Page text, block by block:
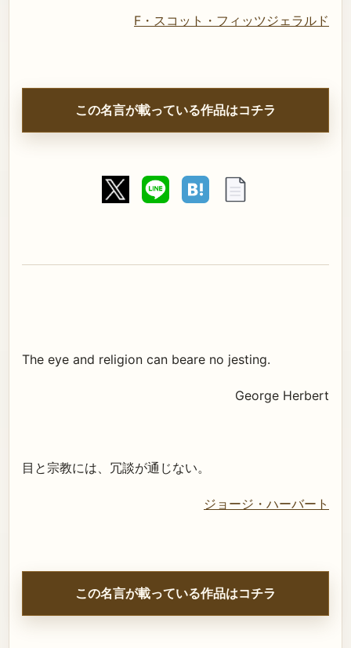
F・スコット・フィッツジェラルド
この名言が載っている作品はコチラ
The eye and religion can beare no jesting.
George Herbert
目と宗教には、冗談が通じない。
ジョージ・ハーバート
この名言が載っている作品はコチラ